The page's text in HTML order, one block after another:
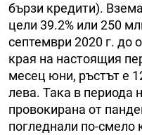
бързи кредити).
цели 39.2% или 250
септември 2020 г. до
края на настоящия
месец юни, ръстът е
лева. Така в периода
провокирана от
погледнали по-смело